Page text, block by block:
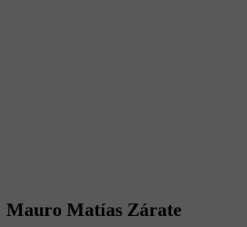
Mauro Matías Zárate